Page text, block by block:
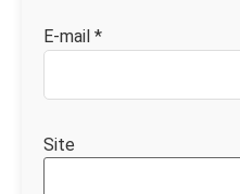
E-mail *
Site